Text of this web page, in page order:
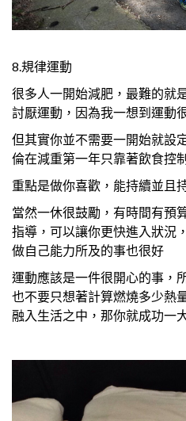
8.規律運動
很多人一開始減肥，最難的就
討厭運動，因為我一想到運動
但其實你並不需要一開始就設
倫在減重第一年只靠著飲食控
重點是做你喜歡，能持續並且
當然一休很鼓勵，有時間有預
指導，可以讓你更快進入狀況
做自己能力所及的事也很好
運動應該是一件很開心的事，
也不要只想著計算燃燒多少熱
融入生活之中，那你就成功一